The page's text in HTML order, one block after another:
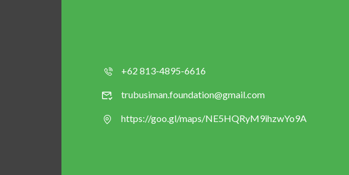
+62 813-4895-6616
trubusiman.foundation@gmail.com
https://goo.gl/maps/NE5HQRyM9ihzwYo9A